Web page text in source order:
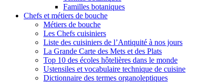
Familles botaniques
Chefs et métiers de bouche
Métiers de bouche
Les Chefs cuisiniers
Liste des cuisiniers de l’Antiquité à nos jours
La Grande Carte des Mets et des Plats
Top 10 des écoles hôtelières dans le monde
Ustensiles et vocabulaire technique de cuisine
Dictionnaire des termes organoleptiques